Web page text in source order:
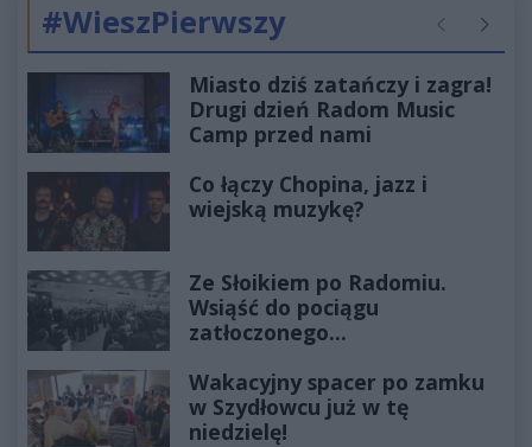
#WieszPierwszy Poprzednie
Miasto dziś zatańczy i zagra!
Drugi dzień Radom Music
Camp przed nami
Co łączy Chopina, jazz i
wiejską muzykę?
Ze Słoikiem po Radomiu.
Wsiąść do pociągu
zatłoczonego...
Wakacyjny spacer po zamku
w Szydłowcu już w tę
niedzielę!